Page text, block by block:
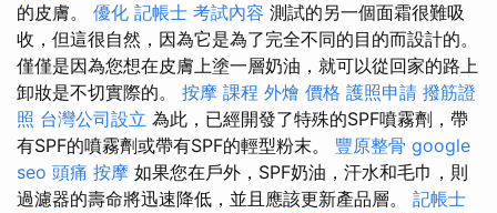
的皮膚。 優化 記帳士 考試內容 測試的另一個面霜很難吸
收，但這很自然，因為它是為了完全不同的目的而設計的。
僅僅是因為您想在皮膚上塗一層奶油，就可以從回家的路上
卸妝是不切實際的。 按摩 課程 外燴 價格 護照申請 撥筋證
照 台灣公司設立 為此，已經開發了特殊的SPF噴霧劑，帶
有SPF的噴霧劑或帶有SPF的輕型粉末。 豐原整骨 google
seo 頭痛 按摩 如果您在戶外，SPF奶油，汗水和毛巾，則
過濾器的壽命將迅速降低，並且應該更新產品層。 記帳士